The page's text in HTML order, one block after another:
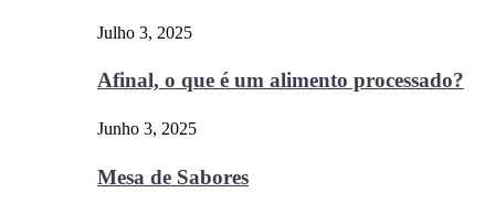
Julho 3, 2025
Afinal, o que é um alimento processado?
Junho 3, 2025
Mesa de Sabores